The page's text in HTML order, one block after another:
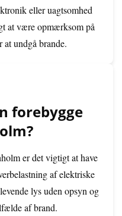
eller uagtsomhed
at være opmærksom på
at undgå brande.
forebygge
er det vigtigt at have
af elektriske
lys uden opsyn og
af brand.